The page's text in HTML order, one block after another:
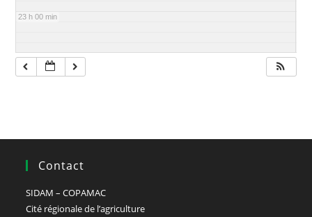
23 h 00 min
Contact
SIDAM – COPAMAC
Cité régionale de l’agriculture